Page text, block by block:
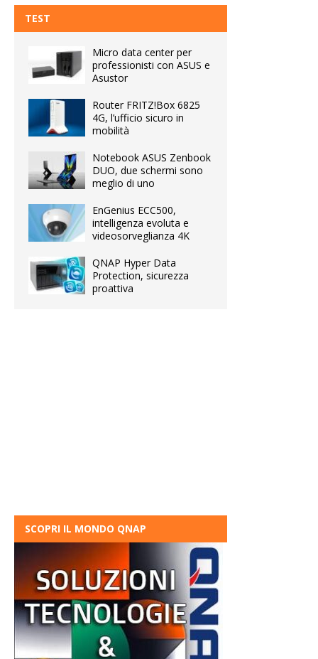
TEST
Micro data center per
professionisti con ASUS e
Asustor
Router FRITZ!Box 6825
4G, l’ufficio sicuro in
mobilità
Notebook ASUS Zenbook
DUO, due schermi sono
meglio di uno
EnGenius ECC500,
intelligenza evoluta e
videosorveglianza 4K
QNAP Hyper Data
Protection, sicurezza
proattiva
SCOPRI IL MONDO QNAP